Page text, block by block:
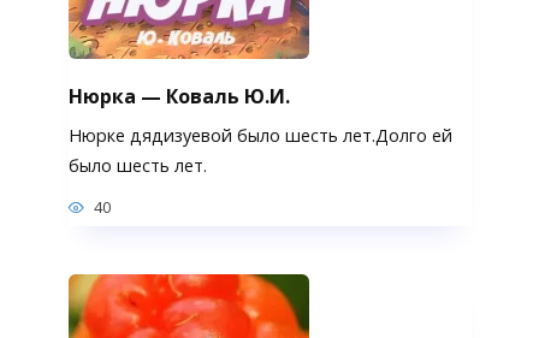
Нюрка — Коваль Ю.И.
Нюрке дядизуевой было шесть лет.Долго ей
было шесть лет.
40